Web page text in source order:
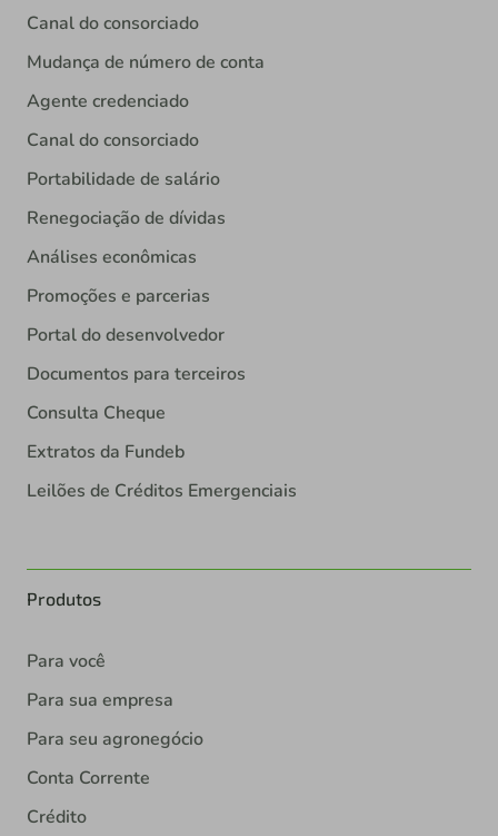
Canal do consorciado
Mudança de número de conta
Agente credenciado
Canal do consorciado
Portabilidade de salário
Renegociação de dívidas
Análises econômicas
Promoções e parcerias
Portal do desenvolvedor
Documentos para terceiros
Consulta Cheque
Extratos da Fundeb
Leilões de Créditos Emergenciais
Produtos
Para você
Para sua empresa
Para seu agronegócio
Conta Corrente
Crédito